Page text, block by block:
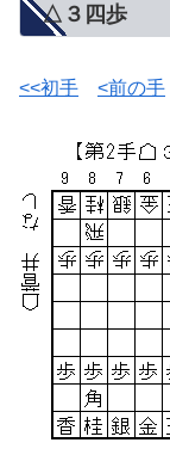
△３四歩
<<初手 <前の手